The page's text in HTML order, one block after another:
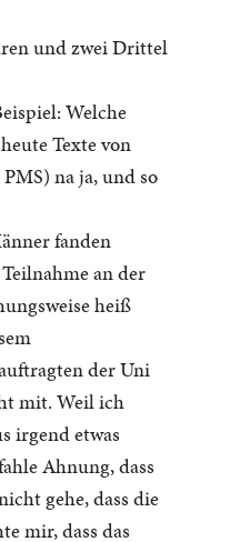
und zwei Drittel
Welche
Texte von
na ja, und so
fanden
an der
heiß
der Uni
mit. Weil ich
irgend etwas
Ahnung, dass
gehe, dass die
mir, dass das